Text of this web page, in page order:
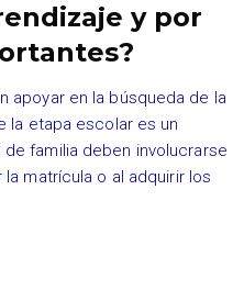
y por
apoyar en la búsqueda de la
la etapa escolar es un
familia deben involucrarse
matrícula o al adquirir los